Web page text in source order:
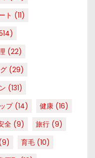
ト (11)
(22)
(29)
(131)
プ(14) 健康 (16)
全 (9) 旅行 (9)
育毛 (10)